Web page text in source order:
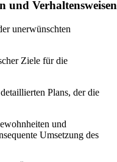
und Verhaltensweisen
unerwünschten
Ziele für die
Plans, der die
und
Umsetzung des